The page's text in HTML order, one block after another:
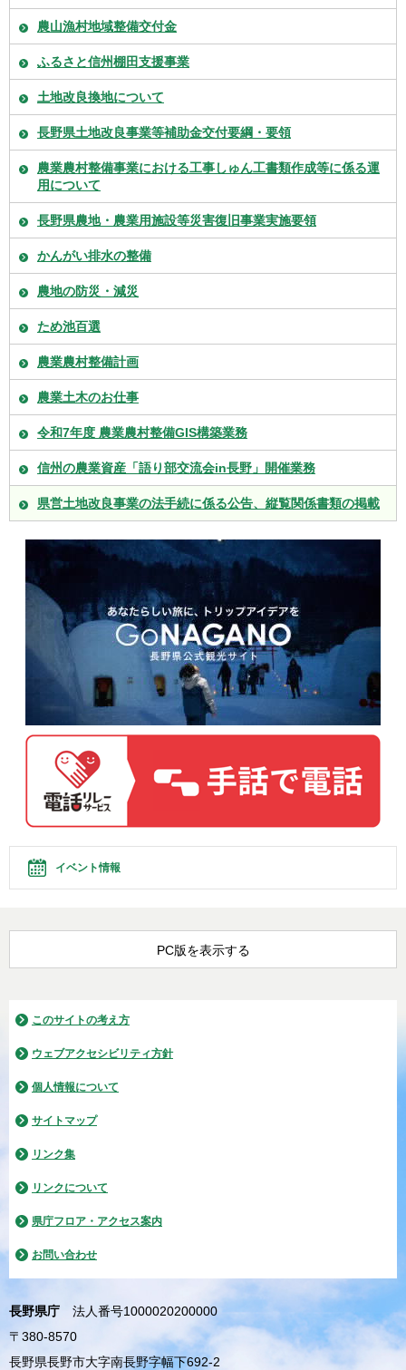
農山漁村地域整備交付金
ふるさと信州棚田支援事業
土地改良換地について
長野県土地改良事業等補助金交付要綱・要領
農業農村整備事業における工事しゅん工書類作成等に係る運
用について
長野県農地・農業用施設等災害復旧事業実施要領
かんがい排水の整備
農地の防災・減災
ため池百選
農業農村整備計画
農業土木のお仕事
令和7年度 農業農村整備GIS構築業務
信州の農業資産「語り部交流会in長野」開催業務
県営土地改良事業の法手続に係る公告、縦覧関係書類の掲載
イベント情報
PC版を表示する
このサイトの考え方
ウェブアクセシビリティ方針
個人情報について
サイトマップ
リンク集
リンクについて
県庁フロア・アクセス案内
お問い合わせ
長野県庁
法人番号1000020200000
〒380-8570
長野県長野市大字南長野字幅下692-2